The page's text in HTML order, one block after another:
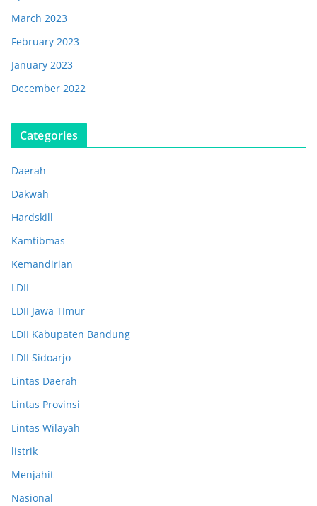
March 2023
February 2023
January 2023
December 2022
Categories
Daerah
Dakwah
Hardskill
Kamtibmas
Kemandirian
LDII
LDII Jawa TImur
LDII Kabupaten Bandung
LDII Sidoarjo
Lintas Daerah
Lintas Provinsi
Lintas Wilayah
listrik
Menjahit
Nasional